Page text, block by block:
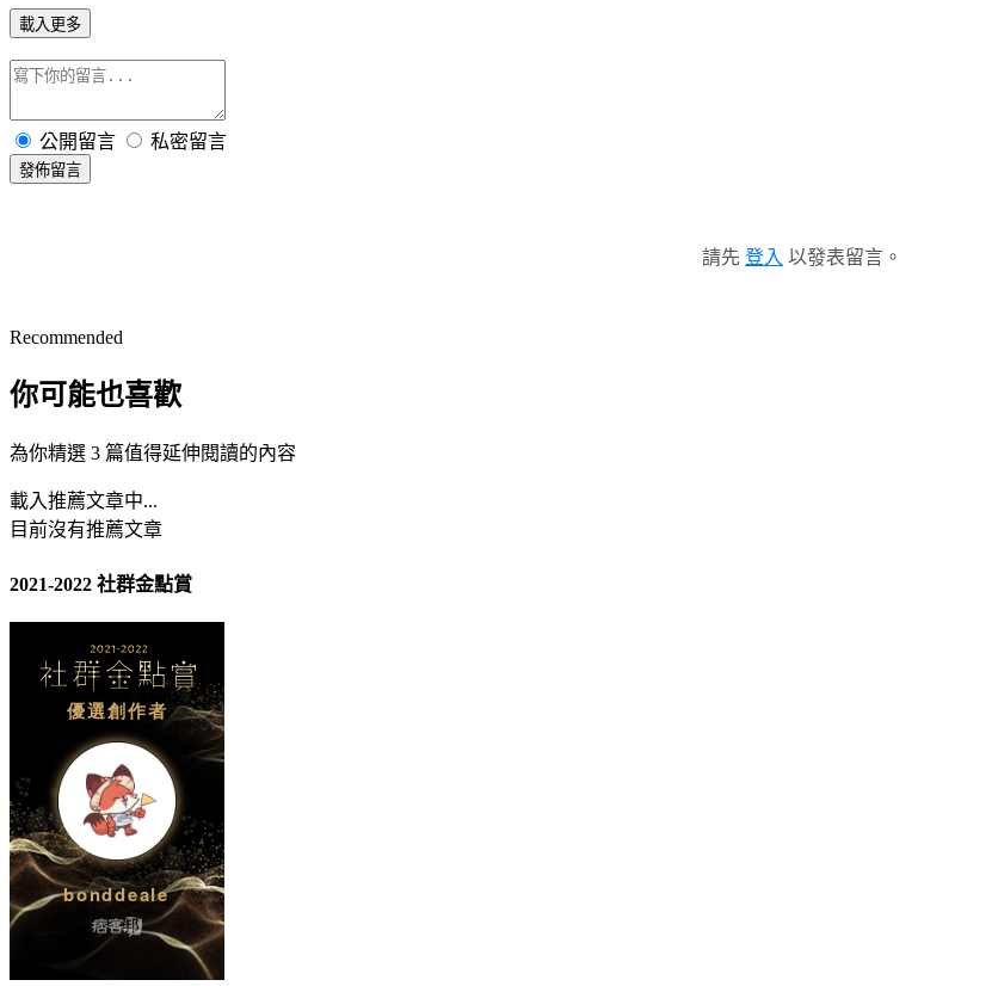
載入更多
公開留言 私密留言
發佈留言
請先 登入 以發表留言。
Recommended
你可能也喜歡
為你精選 3 篇值得延伸閱讀的內容
載入推薦文章中...
目前沒有推薦文章
2021-2022 社群金點賞